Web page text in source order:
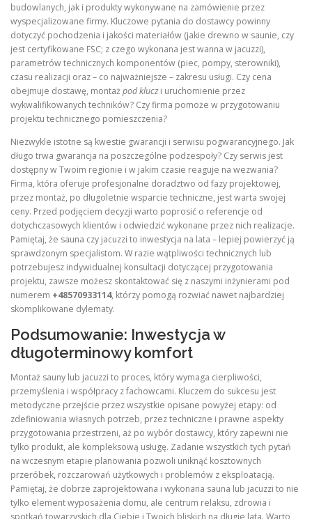
budowlanych, jak i produkty wykonywane na zamówienie przez
wyspecjalizowane firmy. Kluczowe pytania do dostawcy powinny
dotyczyć pochodzenia i jakości materiałów (jakie drewno w saunie, czy
jest certyfikowane FSC; z czego wykonana jest wanna w jacuzzi),
parametrów technicznych komponentów (piec, pompy, sterowniki),
czasu realizacji oraz – co najważniejsze – zakresu usługi. Czy cena
obejmuje dostawę, montażpod kluczi uruchomienie przez
wykwalifikowanych techników? Czy firma pomoże w przygotowaniu
projektu technicznego pomieszczenia?
Niezwykle istotne są kwestie gwarancji i serwisu pogwarancyjnego. Jak
długo trwa gwarancja na poszczególne podzespoły? Czy serwis jest
dostępny w Twoim regionie i w jakim czasie reaguje na wezwania?
Firma, która oferuje profesjonalne doradztwo od fazy projektowej,
przez montaż, po długoletnie wsparcie techniczne, jest warta swojej
ceny. Przed podjęciem decyzji warto poprosić o referencje od
dotychczasowych klientów i odwiedzić wykonane przez nich realizacje.
Pamiętaj, że sauna czy jacuzzi to inwestycja na lata – lepiej powierzyć ją
sprawdzonym specjalistom. W razie wątpliwości technicznych lub
potrzebujesz indywidualnej konsultacji dotyczącej przygotowania
projektu, zawsze możesz skontaktować się z naszymi inżynierami pod
numerem +48570933114, którzy pomogą rozwiać nawet najbardziej
skomplikowane dylematy.
Podsumowanie: Inwestycja w
długoterminowy komfort
Montaż sauny lub jacuzzi to proces, który wymaga cierpliwości,
przemyślenia i współpracy z fachowcami. Kluczem do sukcesu jest
metodyczne przejście przez wszystkie opisane powyżej etapy: od
zdefiniowania własnych potrzeb, przez techniczne i prawne aspekty
przygotowania przestrzeni, aż po wybór dostawcy, który zapewni nie
tylko produkt, ale kompleksową usługę. Zadanie wszystkich tych pytań
na wczesnym etapie planowania pozwoli uniknąć kosztownych
przeróbek, rozczarowań użytkowych i problemów z eksploatacją.
Pamiętaj, że dobrze zaprojektowana i wykonana sauna lub jacuzzi to nie
tylko element wyposażenia domu, ale centrum relaksu, zdrowia i